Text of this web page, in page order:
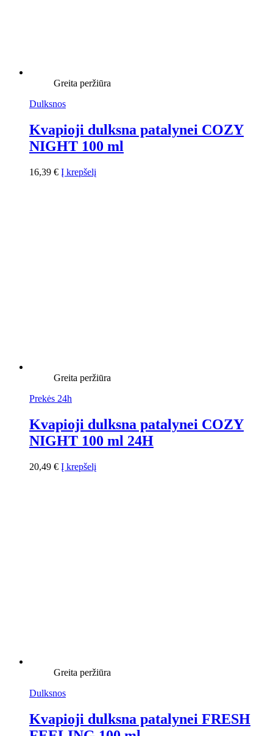
Greita peržiūra
Dulksnos
Kvapioji dulksna patalynei COZY
NIGHT 100 ml
16,39 € Į krepšelį
Greita peržiūra
Prekės 24h
Kvapioji dulksna patalynei COZY
NIGHT 100 ml 24H
20,49 € Į krepšelį
Greita peržiūra
Dulksnos
Kvapioji dulksna patalynei FRESH